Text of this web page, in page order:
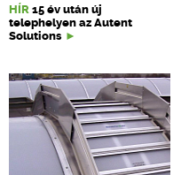
HÍR 15 év után új
telephelyen az Autent
Solutions